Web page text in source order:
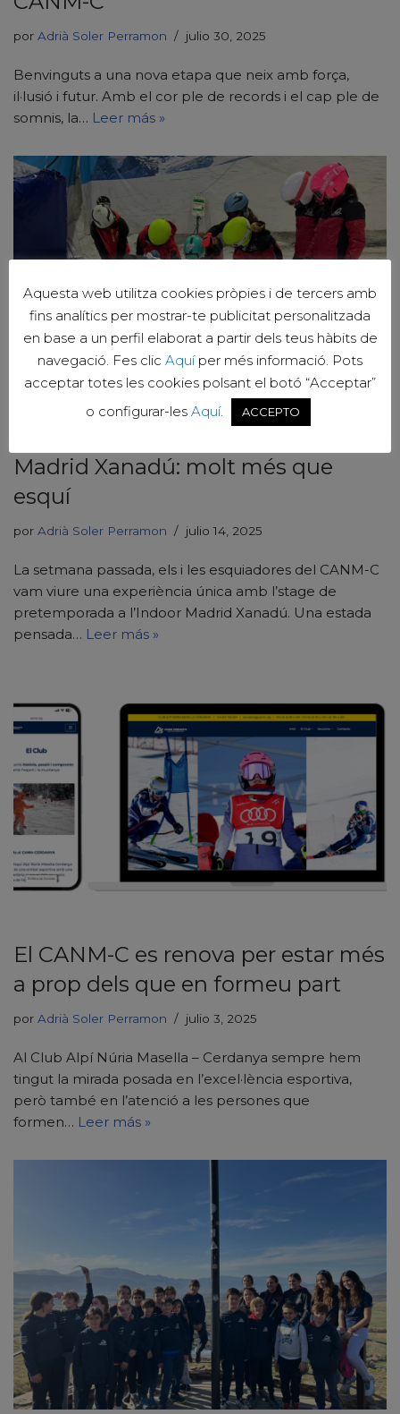
por Adrià Soler Perramon julio 30, 2025
Benvinguts a una nova etapa que neix amb força,
il·lusió i futur. Amb el cor ple de records i el cap ple de
somnis, la… Leer más »
Madrid Xanadú: molt més que
esquí
por Adrià Soler Perramon julio 14, 2025
La setmana passada, els i les esquiadores del CANM-C
vam viure una experiència única amb l’stage de
pretemporada a l’Indoor Madrid Xanadú. Una estada
pensada… Leer más »
El CANM-C es renova per estar més
a prop dels que en formeu part
por Adrià Soler Perramon julio 3, 2025
Al Club Alpí Núria Masella – Cerdanya sempre hem
tingut la mirada posada en l’excel·lència esportiva,
però també en l’atenció a les persones que
formen… Leer más »
Aquesta web utilitza cookies pròpies i de tercers amb
fins analítics per mostrar-te publicitat personalitzada
en base a un perfil elaborat a partir dels teus hàbits de
navegació. Fes clic Aquíper més informació. Pots
acceptar totes les cookies polsant el botó “Acceptar”
o configurar-les Aquí. ACCEPTO